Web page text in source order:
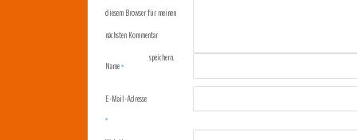
Name*
E-Mail-Adresse
*
diesem Browser für meinen
nächsten Kommentar
speichern.